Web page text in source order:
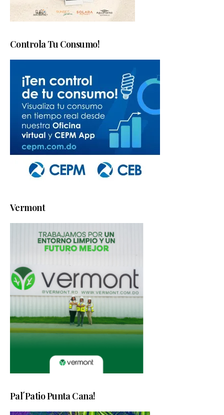
Controla Tu Consumo!
Vermont
Pal´Patio Punta Cana!